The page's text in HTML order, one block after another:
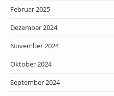
Februar 2025
Dezember 2024
November 2024
Oktober 2024
September 2024